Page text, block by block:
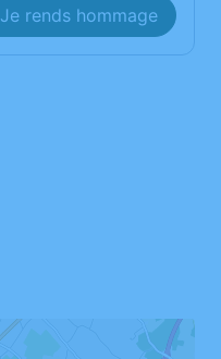
Je rends hommage